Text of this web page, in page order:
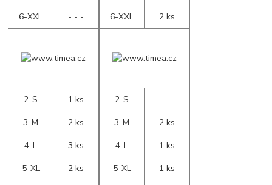
6-XXL
- - -
6-XXL
2 ks
2-S
1 ks
3-M
2 ks
4-L
3 ks
5-XL
2 ks
2-S
- - -
3-M
2 ks
4-L
1 ks
5-XL
1 ks